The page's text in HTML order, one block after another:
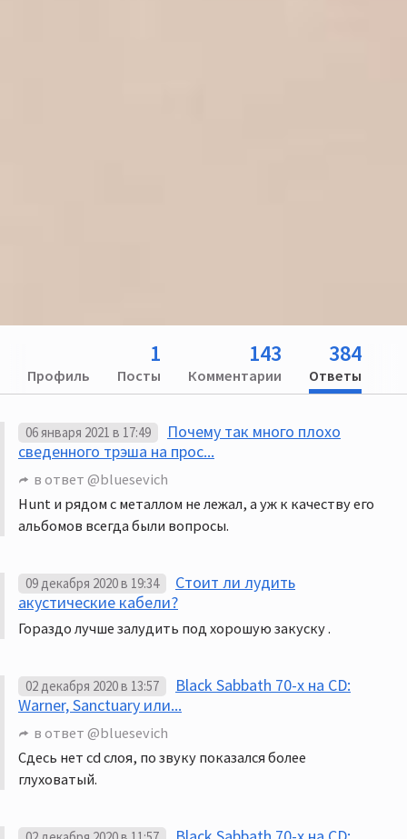
Профиль
1
Посты
143
Комментарии
384
Ответы
06 января 2021 в 17:49
Почему так много плохо
сведенного трэша на прос...
в ответ @bluesevich
Hunt и рядом с металлом не лежал, а уж к качеству его
альбомов всегда были вопросы.
09 декабря 2020 в 19:34
Стоит ли лудить
акустические кабели?
Гораздо лучше залудить под хорошую закуску .
02 декабря 2020 в 13:57
Black Sabbath 70-х на CD:
Warner, Sanctuary или...
в ответ @bluesevich
Сдесь нет cd слоя, по звуку показался более
глуховатый.